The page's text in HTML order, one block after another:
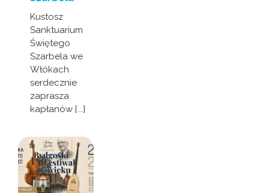
Kustosz
Sanktuarium
Świętego
Szarbela we
Włókach
serdecznie
zaprasza
kapłanów [...]